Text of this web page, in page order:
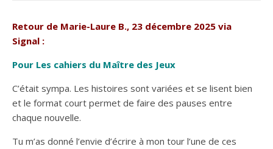
Retour de Marie-Laure B., 23 décembre 2025 via
Signal :
Pour Les cahiers du Maître des Jeux
C’était sympa. Les histoires sont variées et se lisent bien
et le format court permet de faire des pauses entre
chaque nouvelle.
Tu m’as donné l’envie d’écrire à mon tour l’une de ces